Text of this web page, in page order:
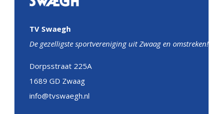
TV Swaegh
De gezelligste sportvereniging uit Zwaag en omstreken!
Dorpsstraat 225A
1689 GD Zwaag
info@tvswaegh.nl